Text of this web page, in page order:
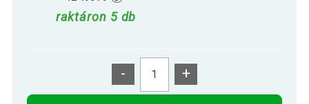
raktáron 5 db
- +